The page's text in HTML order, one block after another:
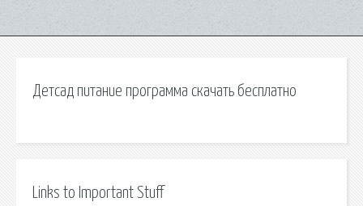
Детсад питание программа скачать бесплатно
Links to Important Stuff